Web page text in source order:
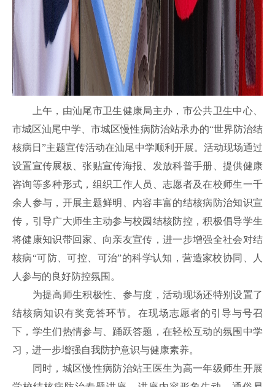
上午，由汕尾市卫生健康局主办，市公共卫生中心、
市城区汕尾中学、市城区慢性病防治站承办的“世界防治结
核病日”主题宣传活动在汕尾中学顺利开展。活动现场通过
设置宣传展板、张贴宣传海报、发放科普手册、提供健康
咨询等多种形式，组织工作人员、志愿者及在校师生一千
余人参与，开展主题鲜明、内容丰富的结核病防治知识宣
传，引导广大师生主动参与校园结核防控，积极倡导学生
将健康知识带回家、向亲友宣传，进一步增强全社会对结
核病“可防、可控、可治”的科学认知，营造家校协同、人
人参与的良好防控氛围。
为提高师生积极性、参与度，活动现场还特别设置了
结核病知识有奖竞答环节。在现场志愿者的引导与号召
下，学生们热情参与、踊跃答题，在轻松互动的氛围中学
习，进一步增强自我防护意识与健康素养。
同时，城区慢性病防治站王医生为高一年级师生开展